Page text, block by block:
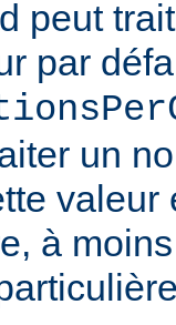
peut
par
un
valeur
à